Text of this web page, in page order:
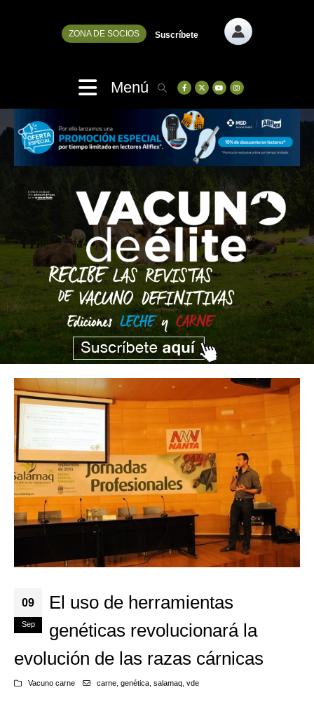
ZONA DE SOCIOS Suscríbete
Menú
09
Sep
El uso de herramientas
genéticas revolucionará la
evolución de las razas cárnicas
Vacuno carne carne, genética, salamaq, vde